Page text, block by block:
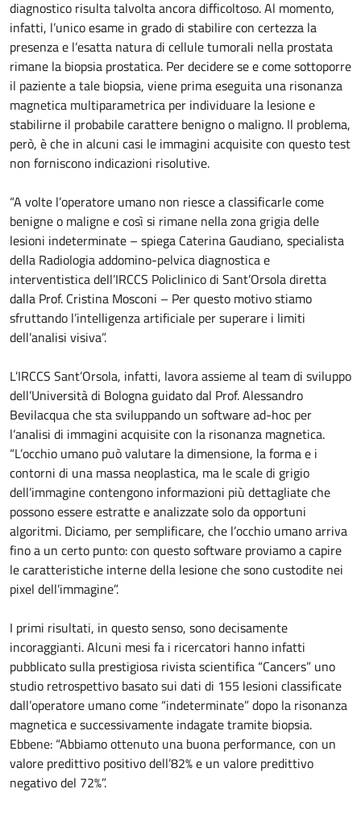
diagnostico risulta talvolta ancora difficoltoso. Al momento,
infatti, l’unico esame in grado di stabilire con certezza la
presenza e l’esatta natura di cellule tumorali nella prostata
rimane la biopsia prostatica. Per decidere se e come sottoporre
il paziente a tale biopsia, viene prima eseguita una risonanza
magnetica multiparametrica per individuare la lesione e
stabilirne il probabile carattere benigno o maligno. Il problema,
però, è che in alcuni casi le immagini acquisite con questo test
non forniscono indicazioni risolutive.
“A volte l’operatore umano non riesce a classificarle come
benigne o maligne e così si rimane nella zona grigia delle
lesioni indeterminate – spiega Caterina Gaudiano, specialista
della Radiologia addomino-pelvica diagnostica e
interventistica dell’IRCCS Policlinico di Sant’Orsola diretta
dalla Prof. Cristina Mosconi – Per questo motivo stiamo
sfruttando l’intelligenza artificiale per superare i limiti
dell’analisi visiva”.
L’IRCCS Sant’Orsola, infatti, lavora assieme al team di sviluppo
dell’Università di Bologna guidato dal Prof. Alessandro
Bevilacqua che sta sviluppando un software ad-hoc per
l’analisi di immagini acquisite con la risonanza magnetica.
“L’occhio umano può valutare la dimensione, la forma e i
contorni di una massa neoplastica, ma le scale di grigio
dell’immagine contengono informazioni più dettagliate che
possono essere estratte e analizzate solo da opportuni
algoritmi. Diciamo, per semplificare, che l’occhio umano arriva
fino a un certo punto: con questo software proviamo a capire
le caratteristiche interne della lesione che sono custodite nei
pixel dell’immagine”.
I primi risultati, in questo senso, sono decisamente
incoraggianti. Alcuni mesi fa i ricercatori hanno infatti
pubblicato sulla prestigiosa rivista scientifica “Cancers” uno
studio retrospettivo basato sui dati di 155 lesioni classificate
dall’operatore umano come “indeterminate” dopo la risonanza
magnetica e successivamente indagate tramite biopsia.
Ebbene: “Abbiamo ottenuto una buona performance, con un
valore predittivo positivo dell’82% e un valore predittivo
negativo del 72%”.